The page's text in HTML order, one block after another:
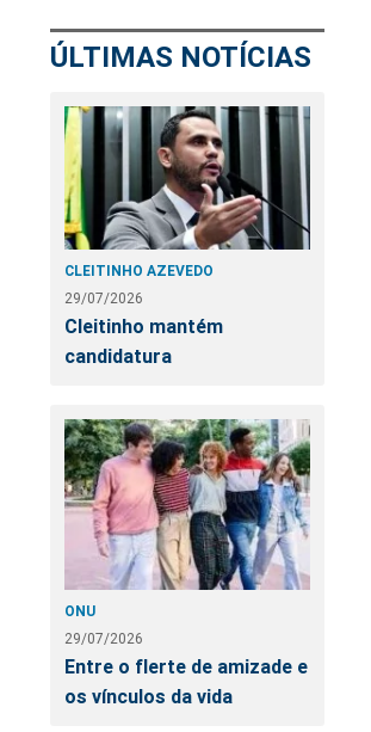
ÚLTIMAS NOTÍCIAS
CLEITINHO AZEVEDO
29/07/2026
Cleitinho mantém
candidatura
ONU
29/07/2026
Entre o flerte de amizade e
os vínculos da vida